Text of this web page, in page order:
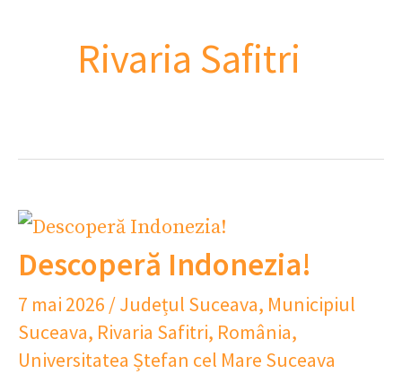
Rivaria Safitri
Descoperă Indonezia!
7 mai 2026 /Județul Suceava, Municipiul
Suceava, Rivaria Safitri, România,
Universitatea Ștefan cel Mare Suceava